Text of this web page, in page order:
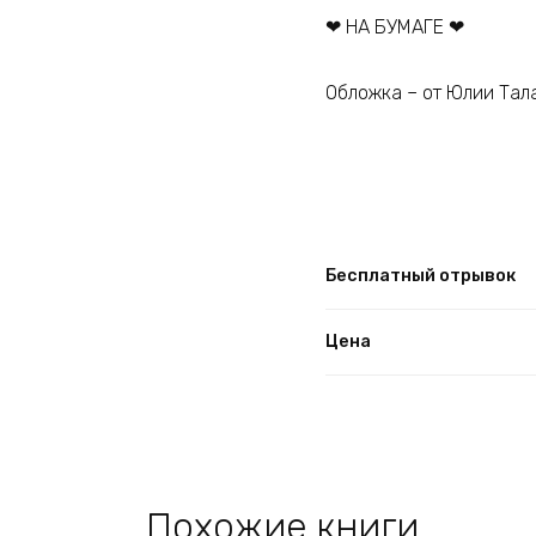
❤ НА БУМАГЕ ❤
Обложка – от Юлии
Бесплатный отрывок
Цена
Похожие книги